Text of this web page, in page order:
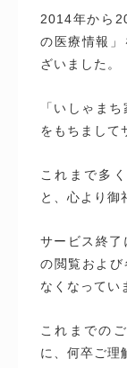
2014年から
の医療情報
ざいました。
「いしゃま
をもちまして
これまで多
と、心より御
サービス終
の閲覧および
なくなってい
これまでの
に、何卒ご理